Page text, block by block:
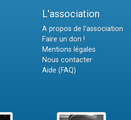
L'association
A propos de l'association
Faire un don !
Mentions légales
Nous contacter
Aide (FAQ)